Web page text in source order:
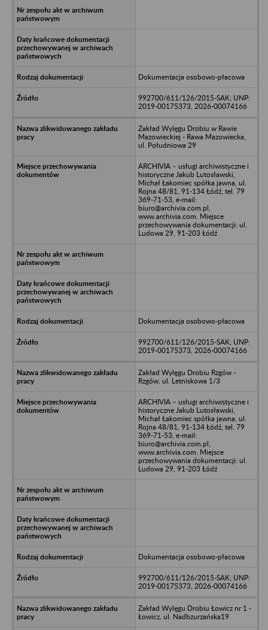
Dokumentacja osobowo-płacowa
992700/611/126/2015-SAK; UNP:
2019-00175373, 2026-00074166
Zakład Wylęgu Drobiu w Rawie
Mazowieckiej - Rawa Mazowiecka,
ul. Południowa 29
ARCHIVIA – usługi archiwistyczne i
historyczne Jakub Lutosławski,
Michał Łakomiec spółka jawna, ul.
Rojna 48/81, 91-134 Łódź, tel. 79
369-71-53, e-mail:
biuro@archivia.com.pl,
www.archivia.com. Miejsce
przechowywania dokumentacji: ul.
Ludowa 29, 91-203 Łódź
Dokumentacja osobowo-płacowa
992700/611/126/2015-SAK; UNP:
2019-00175373, 2026-00074166
Zakład Wylęgu Drobiu Rzgów -
Rzgów, ul. Letniskowa 1/3
ARCHIVIA – usługi archiwistyczne i
historyczne Jakub Lutosławski,
Michał Łakomiec spółka jawna, ul.
Rojna 48/81, 91-134 Łódź, tel. 79
369-71-53, e-mail:
biuro@archivia.com.pl,
www.archivia.com. Miejsce
przechowywania dokumentacji: ul.
Ludowa 29, 91-203 Łódź
Dokumentacja osobowo-płacowa
992700/611/126/2015-SAK; UNP:
2019-00175373, 2026-00074166
Zakład Wylęgu Drobiu Łowicz nr 1 -
Łowicz, ul. Nadbzurzańska19